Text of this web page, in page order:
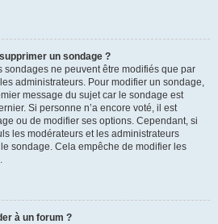
un sondage ?
sondages ne peuvent être modifiés que par
administrateurs. Pour modifier un sondage,
message du sujet car le sondage est
Si personne n’a encore voté, il est
ou de modifier ses options. Cependant, si
les modérateurs et les administrateurs
sondage. Cela empêche de modifier les
à un forum ?